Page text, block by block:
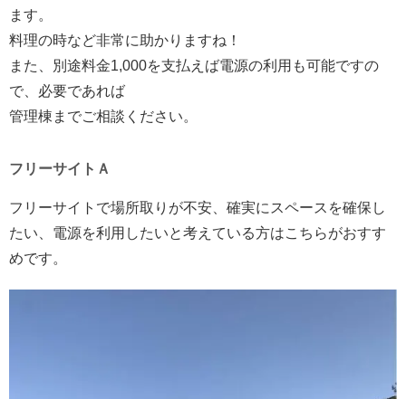
ます。
料理の時など非常に助かりますね！
また、別途料金1,000を支払えば電源の利用も可能ですの
で、必要であれば
管理棟までご相談ください。
フリーサイトＡ
フリーサイトで場所取りが不安、確実にスペースを確保し
たい、電源を利用したいと考えている方はこちらがおすす
めです。